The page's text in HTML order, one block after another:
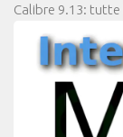
Calibre 9.13: